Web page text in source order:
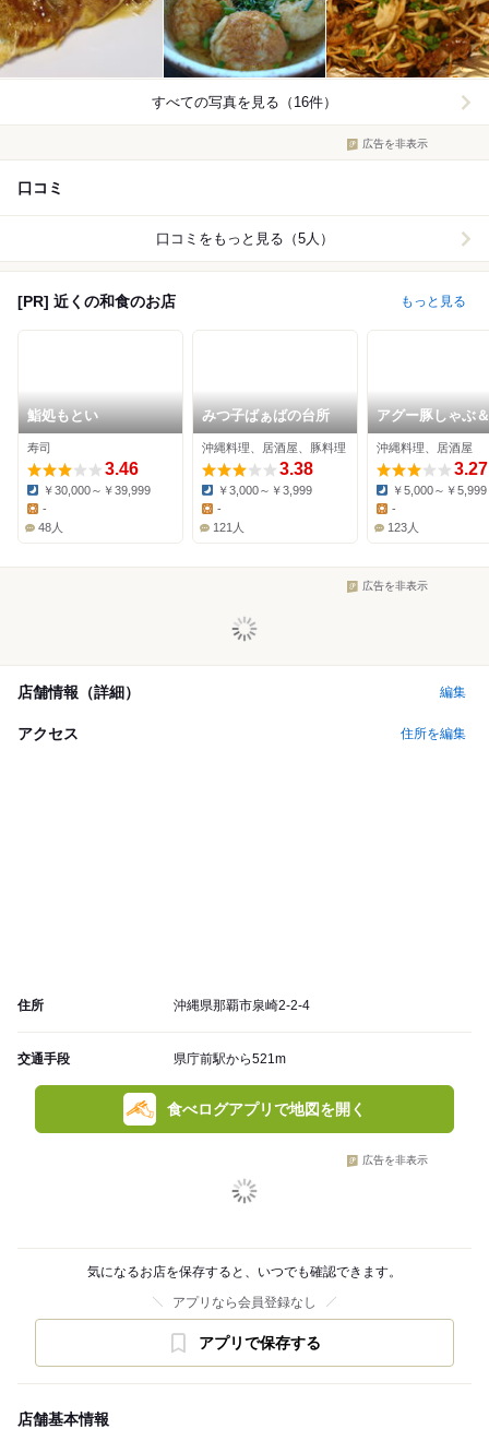
すべての写真を見る（16件）
広告を非表示
口コミ
口コミをもっと見る（5人）
[PR] 近くの和食のお店 もっと見る
鮨処もとい
寿司
3.46
Dinner:
￥30,000～￥39,999
Lunch:
-
48人
みつ子ばぁばの台所
沖縄料理、居酒屋、豚料理
3.38
Dinner:
￥3,000～￥3,999
-
121人
アグー豚しゃぶ
料理 安里家
沖縄料理、居酒屋
3.27
Dinner:
￥5,000～￥5,999
-
123人
広告を非表示
店舗情報（詳細） 編集
アクセス 住所を編集
住所 沖縄県那覇市泉崎2-2-4
交通手段 県庁前駅から521m
食べログアプリで地図を開く
広告を非表示
気になるお店を保存すると、いつでも確認できます。
アプリなら会員登録なし
アプリで保存する
店舗基本情報